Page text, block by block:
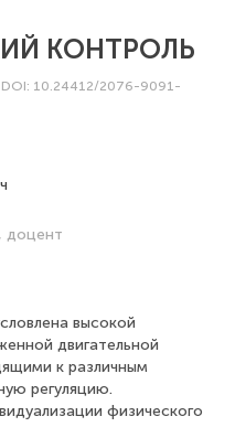
КОНТРОЛЬ
DOI: 10.24412/2076-9091-
доцент
высокой
двигательной
к различным
регуляцию.
физического